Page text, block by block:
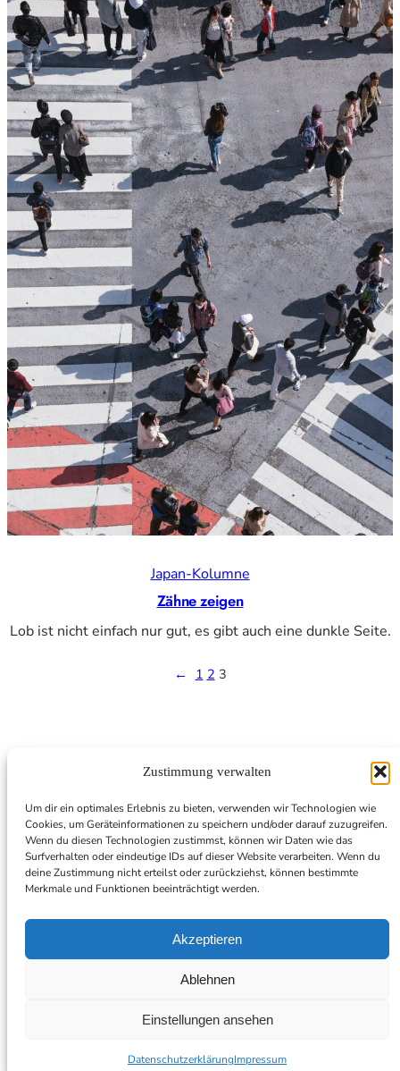
Zustimmung verwalten
Um dir ein optimales Erlebnis zu bieten, verwenden wir Technologien wie
Cookies, um Geräteinformationen zu speichern und/oder darauf zuzugreifen.
Wenn du diesen Technologien zustimmst, können wir Daten wie das
Surfverhalten oder eindeutige IDs auf dieser Website verarbeiten. Wenn du
deine Zustimmung nicht erteilst oder zurückziehst, können bestimmte
Merkmale und Funktionen beeinträchtigt werden.
Akzeptieren
Ablehnen
Einstellungen ansehen
DatenschutzerklärungImpressum
Japan-Kolumne
Zähne zeigen
Lob ist nicht einfach nur gut, es gibt auch eine dunkle Seite.
← 1 2 3
Instagram
Facebook
X Spotify
Julia Shimura
Impressum|Datenschutz